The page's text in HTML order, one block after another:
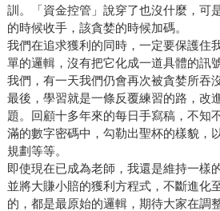
訓。「資金控管」說穿了也沒什麼，可
的時候收手，該貪婪的時候加碼。
我們在追求獲利的同時，一定要保護住
單的邏輯，沒有把它化成一道具體的訊
我們，有一天我們仍會再次被貪婪所吞沒
最後，學習就是一條反覆練習的路，改
題。回顧十多年來的每日手寫稿，不知
滿的數字密碼中，勾勒出聖杯的樣貌，
規劃等等。
即使現在已成為老師，我還是維持一樣
並將大賺小賠的獲利方程式，不斷進化
的，都是最原始的邏輯，期待大家在調